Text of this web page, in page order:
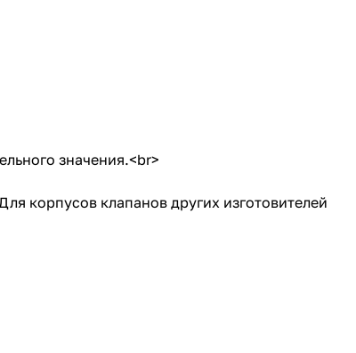
значения.<br>
корпусов клапанов других изготовителей